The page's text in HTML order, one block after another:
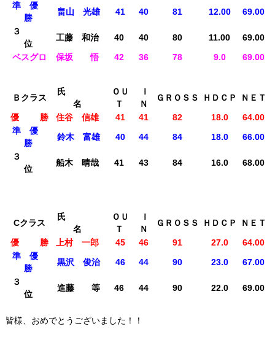
準 優
勝
畠山 光雄 41 40 81 12.00
69.00
３
位
工藤 和治 40 40 80 11.00
69.00
ベスグロ
保坂 悟 42 36 78 9.0 69.00
Ｂクラス
氏
名
ＯＵ
Ｔ
Ｉ
Ｎ
ＧＲＯＳＳ ＨＤＣＰ
ＮＥＴ
優 勝
住谷 信雄 41 41 82 18.0
64.00
準 優
勝
鈴木 富雄 40 44 84 18.0
66.00
３
位
船木 晴哉 41 43 84 16.0 68.00
Cクラス
氏
名
ＯＵ
Ｔ
Ｉ
Ｎ
ＧＲＯＳＳ ＨＤＣＰ
ＮＥＴ
優 勝
上村 一郎 45 46 91 27.0
64.00
準 優
勝
黒沢 俊治 46 44 90 23.0
67.00
３
位
進藤 等 46 44 90 22.0 69.00
皆様、おめでとうございました！！